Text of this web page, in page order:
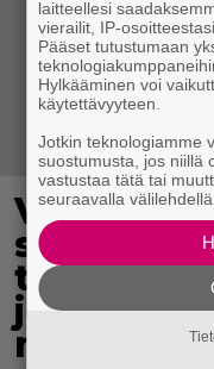
sairaalan
noutaja
laitteellesi
vierailit, IP-
Pääset tutustumaan
Hylkääminen voi
käytettävyyteen.
Jotkin teknologiamme
suostumusta, jos niillä
vastustaa tätä tai
seuraavalla välilehdellä.